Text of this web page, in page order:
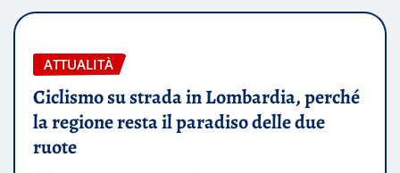
ATTUALITÀ
Ciclismo su strada in Lombardia, perché
la regione resta il paradiso delle due
ruote